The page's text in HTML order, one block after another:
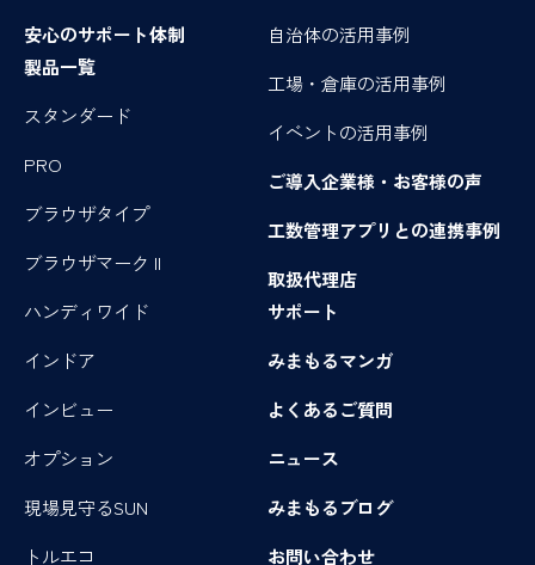
安心のサポート体制
製品一覧
スタンダード
PRO
ブラウザタイプ
ブラウザマーク II
ハンディワイド
インドア
インビュー
オプション
現場見守るSUN
トルエコ
自治体の活用事例
工場・倉庫の活用事例
イベントの活用事例
ご導入企業様・お客様の声
工数管理アプリとの連携事例
取扱代理店
サポート
みまもるマンガ
よくあるご質問
ニュース
みまもるブログ
お問い合わせ